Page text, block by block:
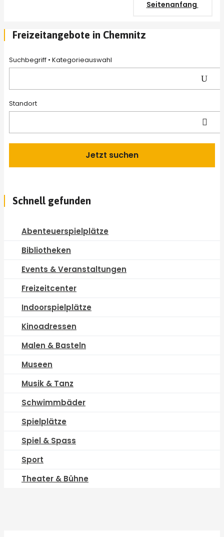
Seitenanfang
Freizeitangebote in Chemnitz
Suchbegriff • Kategorieauswahl
Standort
Schnell gefunden
Abenteuerspielplätze
Bibliotheken
Events & Veranstaltungen
Freizeitcenter
Indoorspielplätze
Kinoadressen
Malen & Basteln
Museen
Musik & Tanz
Schwimmbäder
Spielplätze
Spiel & Spass
Sport
Theater & Bühne